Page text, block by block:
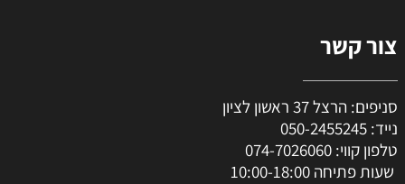
צור קשר
סניפים: הרצל 37 ראשון לציון
נייד: 050-2455245
טלפון קווי: 074-7026060
שעות פתיחה 10:00-18:00